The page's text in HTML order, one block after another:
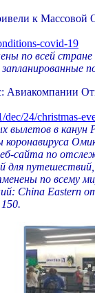
к Массовой
covid-19
по всей стране
Авиакомпании
24/christmas-
вылетов в
сайта по
для
по всему
China Eastern